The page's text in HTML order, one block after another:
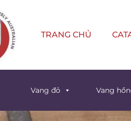
TRANG CHỦ
Vang đỏ Vang